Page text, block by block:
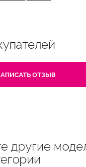
ОТЗЫВ
другие